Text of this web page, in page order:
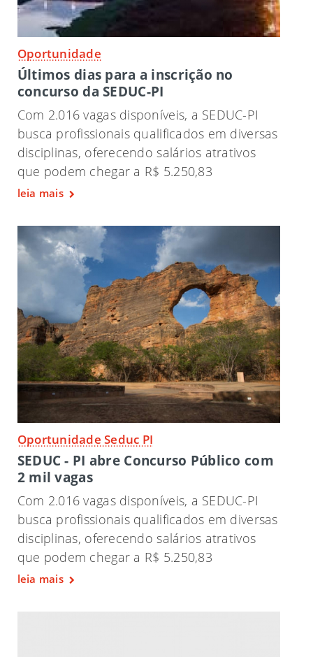
Oportunidade
Últimos dias para a inscrição no
concurso da SEDUC-PI
Com 2.016 vagas disponíveis, a SEDUC-PI
busca profissionais qualificados em diversas
disciplinas, oferecendo salários atrativos
que podem chegar a R$ 5.250,83
leia mais
Oportunidade Seduc PI
SEDUC - PI abre Concurso Público com
2 mil vagas
Com 2.016 vagas disponíveis, a SEDUC-PI
busca profissionais qualificados em diversas
disciplinas, oferecendo salários atrativos
que podem chegar a R$ 5.250,83
leia mais